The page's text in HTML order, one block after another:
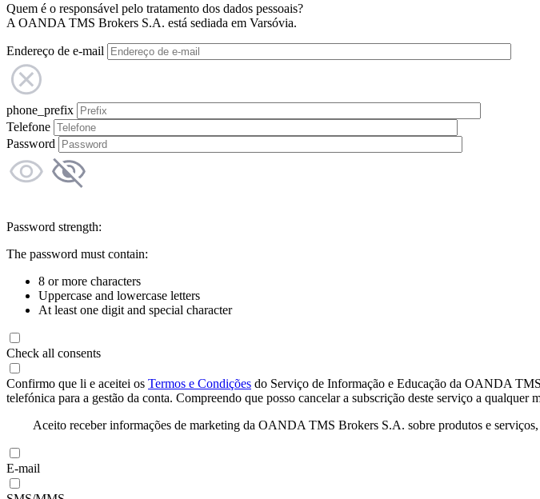
Quem é o responsável pelo tratamento dos dados pessoais?
A OANDA TMS Brokers S.A. está sediada em Varsóvia.
Endereço de e-mail
phone_prefix
Telefone
Password
Password strength:
The password must contain:
8 or more characters
Uppercase and lowercase letters
At least one digit and special character
Check all consents
Confirmo que li e aceitei os Termos e Condições do Serviço de Informação e Educação da OANDA
telefónica para a gestão da conta. Compreendo que posso cancelar a subscrição deste serviço a qualquer
Aceito receber informações de marketing da OANDA TMS Brokers S.A. sobre produtos e
E-mail